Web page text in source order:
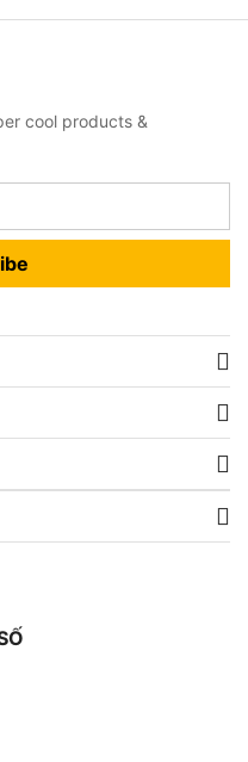
cool products &